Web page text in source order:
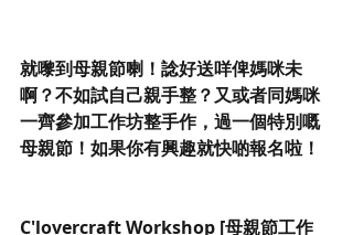
就嚟到母親節喇！諗好送咩俾媽咪未
啊？不如試自己親手整？又或者同媽咪
一齊參加工作坊整手作，過一個特別嘅
母親節！如果你有興趣就快啲報名啦！
C'lovercraft Workshop [母親節工作